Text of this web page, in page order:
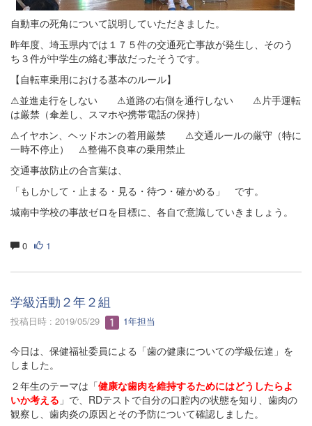
自動車の死角について説明していただきました。
昨年度、埼玉県内では１７５件の交通死亡事故が発生し、そのう
ち３件が中学生の絡む事故だったそうです。
【自転車乗用における基本のルール】
⚠並進走行をしない ⚠道路の右側を通行しない ⚠片手運転
は厳禁（傘差し、スマホや携帯電話の保持）
⚠イヤホン、ヘッドホンの着用厳禁 ⚠交通ルールの厳守（特に
一時不停止） ⚠整備不良車の乗用禁止
交通事故防止の合言葉は、
「もしかして・止まる・見る・待つ・確かめる」 です。
城南中学校の事故ゼロを目標に、各自で意識していきましょう。
0 1
学級活動２年２組
投稿日時 : 2019/05/29 1年担当
今日は、保健福祉委員による「歯の健康についての学級伝達」を
しました。
２年生のテーマは「健康な歯肉を維持するためにはどうしたらよ
いか考える 」で、RDテストで自分の口腔内の状態を知り、歯肉の
観察し、歯肉炎の原因とその予防について確認しました。